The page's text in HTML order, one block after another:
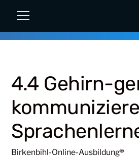
4.4 Gehirn-
Birkenbihl-Online-Ausbildung®